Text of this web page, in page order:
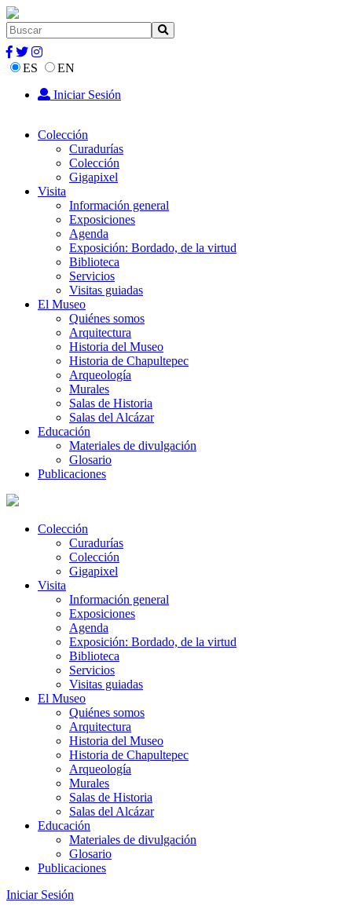
ES
EN
Iniciar Sesión
Colección
Curadurías
Colección
Gigapixel
Visita
Información general
Exposiciones
Agenda
Exposición: Bordado, de la virtud
Biblioteca
Servicios
Visitas guiadas
El Museo
Quiénes somos
Arquitectura
Historia del Museo
Historia de Chapultepec
Arqueología
Murales
Salas de Historia
Salas del Alcázar
Educación
Materiales de divulgación
Glosario
Publicaciones
Colección
Curadurías
Colección
Gigapixel
Visita
Información general
Exposiciones
Agenda
Exposición: Bordado, de la virtud
Biblioteca
Servicios
Visitas guiadas
El Museo
Quiénes somos
Arquitectura
Historia del Museo
Historia de Chapultepec
Arqueología
Murales
Salas de Historia
Salas del Alcázar
Educación
Materiales de divulgación
Glosario
Publicaciones
Iniciar Sesión